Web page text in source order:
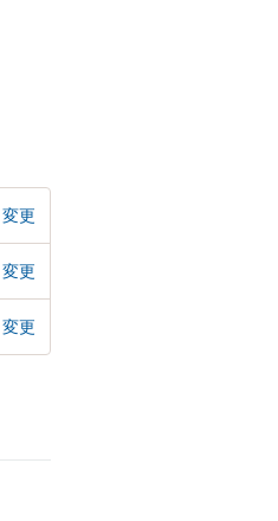
変更
変更
変更